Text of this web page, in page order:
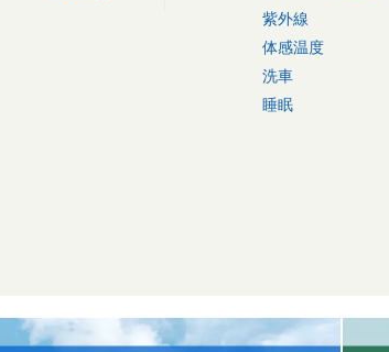
紫外線
体感温度
洗車
睡眠